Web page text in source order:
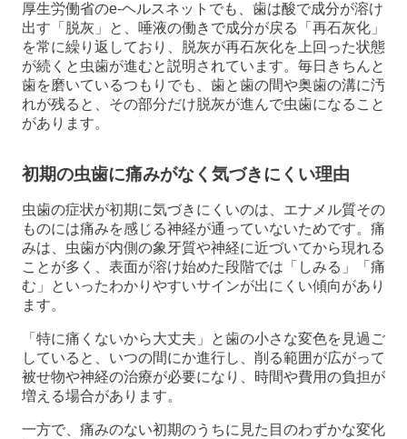
厚生労働省のe-ヘルスネットでも、歯は酸で成分が溶け
出す「脱灰」と、唾液の働きで成分が戻る「再石灰化」
を常に繰り返しており、脱灰が再石灰化を上回った状態
が続くと虫歯が進むと説明されています。毎日きちんと
歯を磨いているつもりでも、歯と歯の間や奥歯の溝に汚
れが残ると、その部分だけ脱灰が進んで虫歯になること
があります。
初期の虫歯に痛みがなく気づきにくい理由
虫歯の症状が初期に気づきにくいのは、エナメル質その
ものには痛みを感じる神経が通っていないためです。痛
みは、虫歯が内側の象牙質や神経に近づいてから現れる
ことが多く、表面が溶け始めた段階では「しみる」「痛
む」といったわかりやすいサインが出にくい傾向があり
ます。
「特に痛くないから大丈夫」と歯の小さな変色を見過ご
していると、いつの間にか進行し、削る範囲が広がって
被せ物や神経の治療が必要になり、時間や費用の負担が
増える場合があります。
一方で、痛みのない初期のうちに見た目のわずかな変化